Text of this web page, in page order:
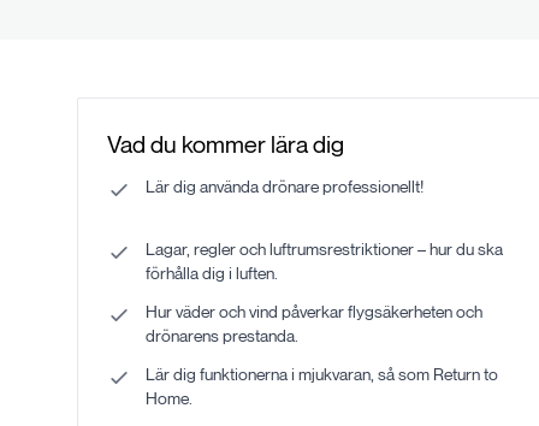
Vad du kommer lära dig
Lär dig använda drönare professionellt!
Lagar, regler och luftrumsrestriktioner – hur du ska
förhålla dig i luften.
Hur väder och vind påverkar flygsäkerheten och
drönarens prestanda.
Lär dig funktionerna i mjukvaran, så som Return to
Home.